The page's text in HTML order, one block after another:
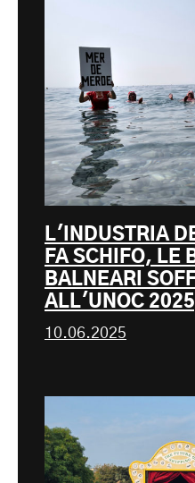
L'INDUSTRIA
FA SCHIFO, LE
BALNEARI
ALL'UNOC
10.06.2025